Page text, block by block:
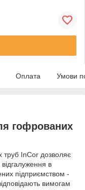
Оплата Умови
гофрованих
труб InCor дозволяє
в
підприємством -
вимогам